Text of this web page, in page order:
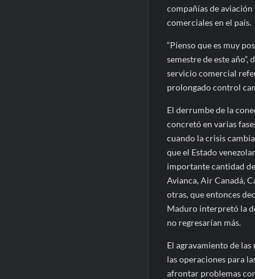
compañías de aviación
comerciales en el país.
“Pienso que es muy
semestre de este
servicio comercial
prolongado control
El derrumbe de la
concretó en varias
cuando la crisis
que el Estado
importante cantidad
Avianca, Air Canadá,
otras, que entonces
Maduro interpretó la
no regresarían más.
El agravamiento de
las operaciones para
afrontar problemas